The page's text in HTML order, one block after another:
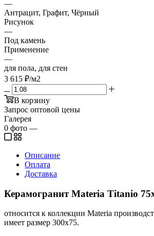
—
Антрацит, Графит, Чёрный
Рисунок
—
Под камень
Применение
—
для пола, для стен
3 615 ₽/м2
В корзину
Запрос оптовой цены
Галерея
0 фото —
Описание
Оплата
Доставка
Керамогранит Materia Titanio
относится к коллекции Materia
имеет размер 300x75.